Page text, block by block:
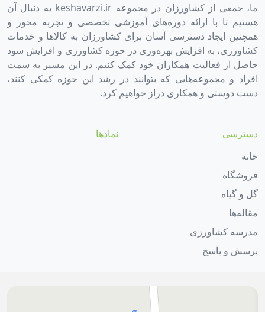
ما، جمعی از کشاورزان در مجموعه keshavarzi.ir به دنبال آن
هستیم تا با ارائه دوره‌های آموزشی تخصصی و تجربه محور و
همچنین ایجاد دسترسی آسان برای کشاورزان به کالاها و خدمات
کشاورزی، به افزایش بهره‌وری در حوزه کشاورزی و افزایش سود
حاصل از فعالیت همکاران خود کمک کنیم. در این مسیر به سمت
افراد و مجموعه‌هایی که بتوانند در رشد این حوزه کمکی کنند،
دست دوستی و همکاری دراز خواهیم کرد.
دسترسی
خانه
فروشگاه
گل و گیاه
مقاله‌ها
مدرسه کشاورزی
پرسش و پاسخ
نمادها